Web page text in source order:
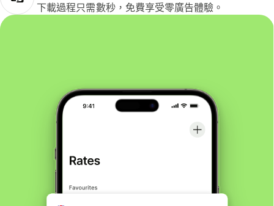
下載過程只需數秒，免費享受零廣告體驗。